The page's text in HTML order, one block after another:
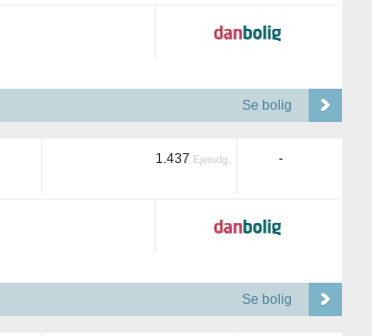
Se bolig
1.437 Ejerudg. -
Se bolig